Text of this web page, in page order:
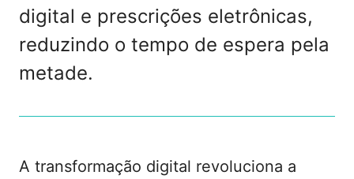
digital e prescrições eletrônicas,
reduzindo o tempo de espera pela
metade.
A transformação digital revoluciona a